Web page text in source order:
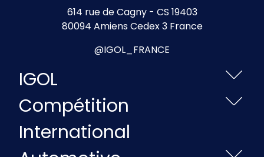
614 rue de Cagny - CS 19403
80094 Amiens Cedex 3 France
@IGOL_FRANCE
IGOL
Compétition
International